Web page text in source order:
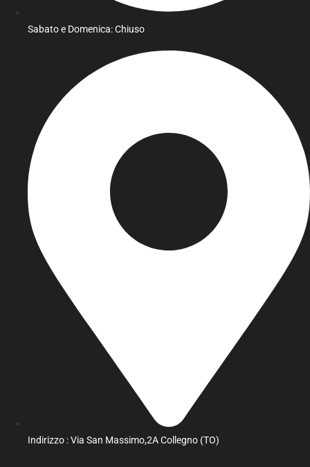
Sabato e Domenica: Chiuso
Indirizzo : Via San Massimo,2A Collegno (TO)